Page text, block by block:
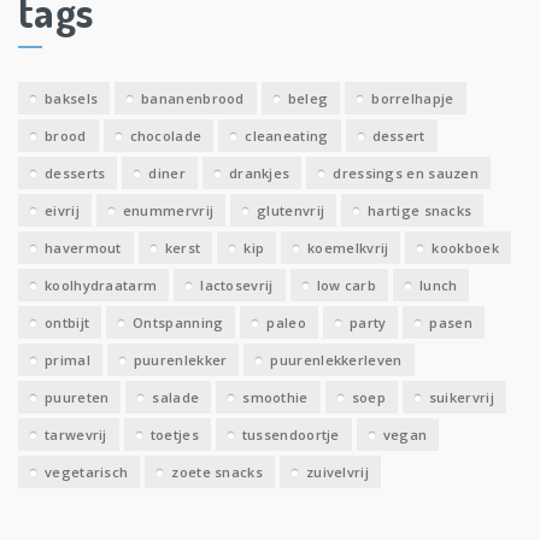
e
v
tags
baksels bananenbrood beleg borrelhapje
brood chocolade cleaneating dessert
desserts diner drankjes dressings en sauzen
eivrij enummervrij glutenvrij hartige snacks
havermout kerst kip koemelkvrij kookboek
koolhydraatarm lactosevrij low carb lunch
ontbijt Ontspanning paleo party pasen
primal puurenlekker puurenlekkerleven
puureten salade smoothie soep suikervrij
tarwevrij toetjes tussendoortje vegan
vegetarisch zoete snacks zuivelvrij